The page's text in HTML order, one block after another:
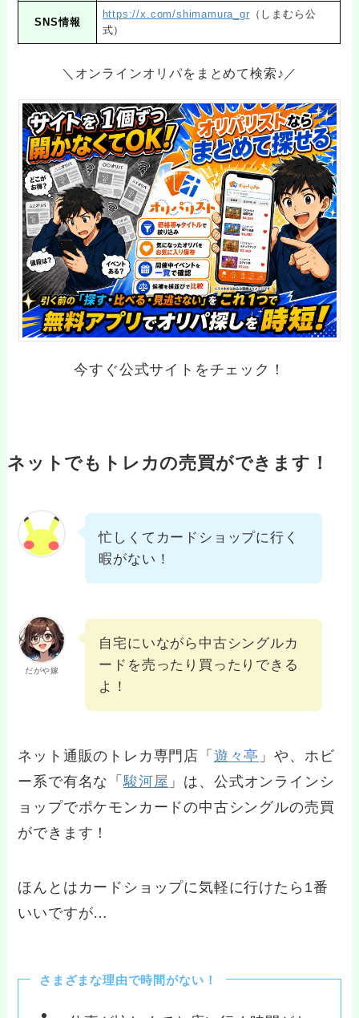
SNS情報
https://x.com/shimamura_gr （しまむら公
式）
＼オンラインオリパをまとめて検索♪／
今すぐ公式サイトをチェック！
ネットでもトレカの売買ができます！
忙しくてカードショップに行く
暇がない！
だがや嫁
自宅にいながら中古シングルカ
ードを売ったり買ったりできる
よ！
ネット通販のトレカ専門店「 遊々亭 」や、ホビ
ー系で有名な「駿河屋 」は、公式オンラインシ
ョップでポケモンカードの中古シングルの売買
ができます！
ほんとはカードショップに気軽に行けたら1番
いいですが…
さまざまな理由で時間がない！